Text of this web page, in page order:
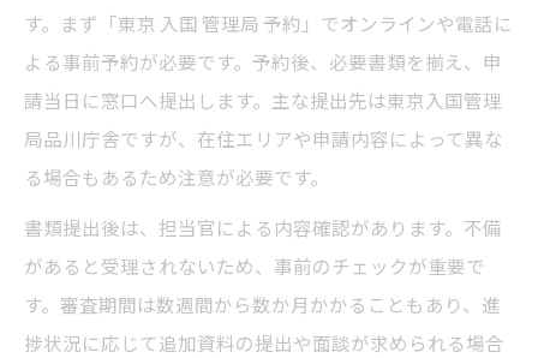
す。まず「東京 入国 管理局 予約」でオンラインや電話に
よる事前予約が必要です。予約後、必要書類を揃え、申
請当日に窓口へ提出します。主な提出先は東京入国管理
局品川庁舎ですが、在住エリアや申請内容によって異な
る場合もあるため注意が必要です。
書類提出後は、担当官による内容確認があります。不備
があると受理されないため、事前のチェックが重要で
す。審査期間は数週間から数か月かかることもあり、進
捗状況に応じて追加資料の提出や面談が求められる場合